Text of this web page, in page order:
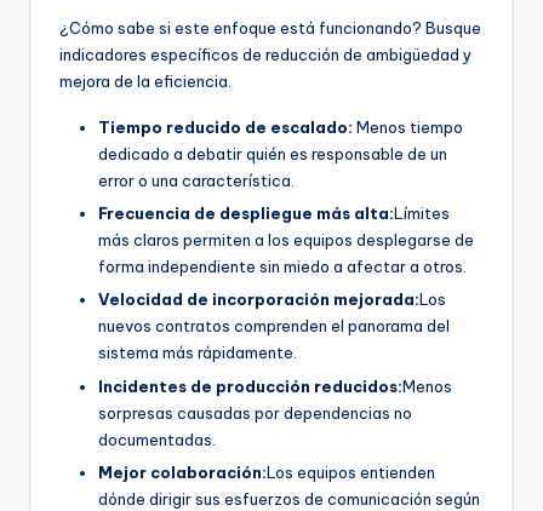
¿Cómo sabe si este enfoque está funcionando? Busque
indicadores específicos de reducción de ambigüedad y
mejora de la eficiencia.
Tiempo reducido de escalado: Menos tiempo
dedicado a debatir quién es responsable de un
error o una característica.
Frecuencia de despliegue más alta:Límites
más claros permiten a los equipos desplegarse de
forma independiente sin miedo a afectar a otros.
Velocidad de incorporación mejorada:Los
nuevos contratos comprenden el panorama del
sistema más rápidamente.
Incidentes de producción reducidos:Menos
sorpresas causadas por dependencias no
documentadas.
Mejor colaboración:Los equipos entienden
dónde dirigir sus esfuerzos de comunicación según